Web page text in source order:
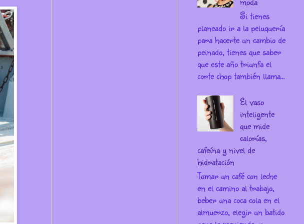
Si tienes
planeado ir a la peluquería
para hacerte un cambio de
peinado, tienes que saber
que este año triunfa el
corte chop también llama...
El vaso
inteligente
que mide
calorías,
cafeína y nivel de
hidratación
Tomar un café con leche
en el camino al trabajo,
beber una coca cola en el
almuerzo, elegir un batido